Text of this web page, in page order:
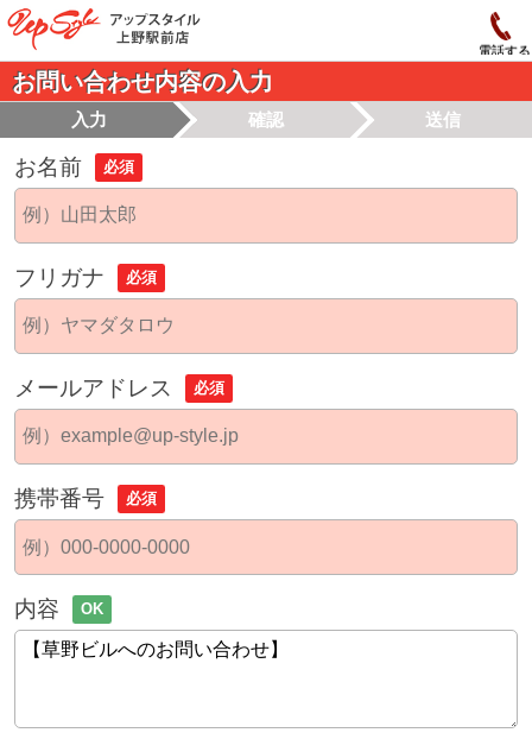
電話する
お問い合わせ内容の入力
入力 確認 送信
お名前 必須
フリガナ 必須
メールアドレス 必須
携帯番号 必須
内容 OK